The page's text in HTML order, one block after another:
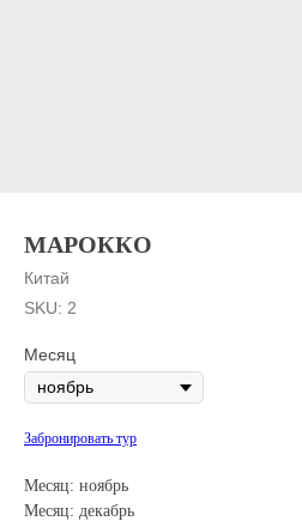
МАРОККО
Китай
SKU: 2
Месяц
Забронировать тур
Месяц: ноябрь
Месяц: декабрь